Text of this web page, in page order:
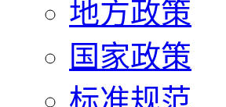
地方政策
国家政策